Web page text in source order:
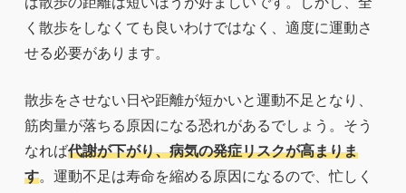
く散歩をしなくても良いわけではなく、適度に運動さ
せる必要があります。
散歩をさせない日や距離が短かいと運動不足となり、
筋肉量が落ちる原因になる恐れがあるでしょう。そう
なれば代謝が下がり、病気の発症リスクが高まりま
す。運動不足は寿命を縮める原因になるので、忙しく